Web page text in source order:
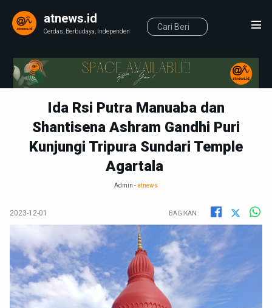
atnews.id
Cerdas, Berbudaya, Independen
Ida Rsi Putra Manuaba dan
Shantisena Ashram Gandhi Puri
Kunjungi Tripura Sundari Temple
Agartala
Admin -atnews
2023-12-01 BAGIKAN :